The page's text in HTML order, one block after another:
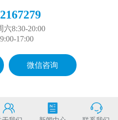
六8:30-20:00
17:00
微信咨询